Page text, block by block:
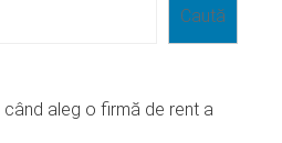
Caută
aleg o firmă de rent a